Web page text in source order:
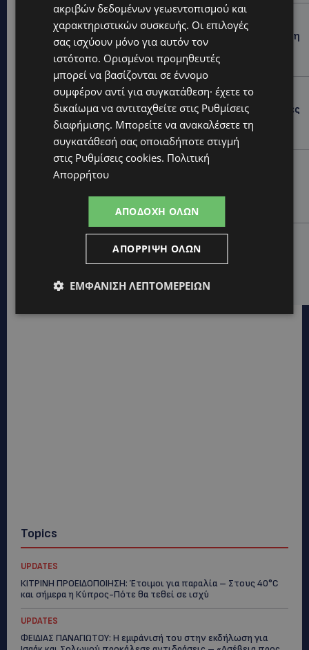
UPDATES
ΦΕΙΔΙΑΣ ΠΑΝΑΓΙΩΤΟΥ: Η εμφάνισή του στην εκδήλωση
για Ισαάκ και Σολωμού προκάλεσε αντιδράσεις –
«Ασέβεια προς τους νεκρούς»-(Φώτο)
UPDATES
ΔΗΜΟΣ ΛΑΤΣΙΩΝ – ΓΕΡΙΟΥ: Πάνω από 8.000 υπογραφές
κατά των Δομών Ανηλίκων – Ζητούν γραπτή
δέσμευση από το Κράτος
UPDATES
ΑΓΙΟΣ ΙΩΑΝΝΗΣ ΠΙΤΣΙΛΙΑΣ: Ξανανοίγει η πισίνα του
χωριού – Μια ανάσα δροσιάς για κατοίκους και
LIFESTYLE
ΕΛΕΝΑ ΠΑΠΑΔΟΠΟΥΛΟΥ: Από τη σκηνή στην
Αντιπροεδρία του ΘΟΚ – «Μεγάλη τιμή και μεγάλη
ευθύνη»
Topics
UPDATES
ΚΙΤΡΙΝΗ ΠΡΟΕΙΔΟΠΟΙΗΣΗ: Έτοιμοι για παραλία – Στους 40°C
και σήμερα η Κύπρος-Πότε θα τεθεί σε ισχύ
UPDATES
ΦΕΙΔΙΑΣ ΠΑΝΑΓΙΩΤΟΥ: Η εμφάνισή του στην εκδήλωση για
ακριβών δεδομένων γεωεντοπισμού και
χαρακτηριστικών συσκευής. Οι επιλογές
σας ισχύουν μόνο για αυτόν τον
ιστότοπο. Ορισμένοι προμηθευτές
μπορεί να βασίζονται σε έννομο
συμφέρον αντί για συγκατάθεση· έχετε το
δικαίωμα να αντιταχθείτε στις Ρυθμίσεις
διαφήμισης. Μπορείτε να ανακαλέσετε τη
συγκατάθεσή σας οποιαδήποτε στιγμή
στις Ρυθμίσεις cookies. Πολιτική
Απορρήτου
ΑΠΟΔΟΧΉ ΌΛΩΝ
ΑΠΌΡΡΙΨΗ ΌΛΩΝ
ΕΜΦΆΝΙΣΗ ΛΕΠΤΟΜΕΡΕΙΏΝ